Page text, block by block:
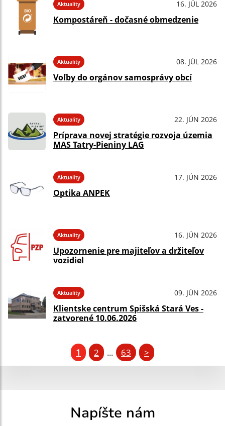
Aktuality 16. JÚL 2026
Kompostáreň - dočasné obmedzenie
Aktuality 08. JÚL 2026
Voľby do orgánov samosprávy obcí
Aktuality 22. JÚN 2026
Príprava novej stratégie rozvoja územia
MAS Tatry-Pieniny LAG
Aktuality 17. JÚN 2026
Optika ANPEK
Aktuality 16. JÚN 2026
Upozornenie pre majiteľov a držiteľov
vozidiel
Aktuality 09. JÚN 2026
Klientske centrum Spišská Stará Ves -
zatvorené 10.06.2026
1 2 ... 63 >
Napíšte nám